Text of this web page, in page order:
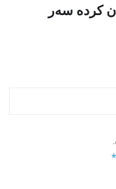
کردە سەر
*